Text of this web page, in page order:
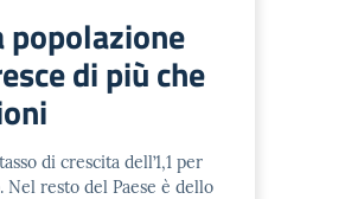
popolazione
di più che
di crescita dell’1,1 per
resto del Paese è dello